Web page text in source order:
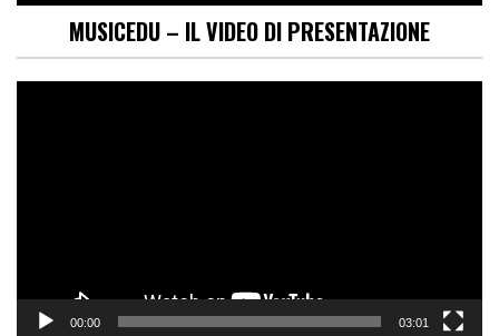
MUSICEDU – IL VIDEO DI PRESENTAZIONE
00:00 03:01